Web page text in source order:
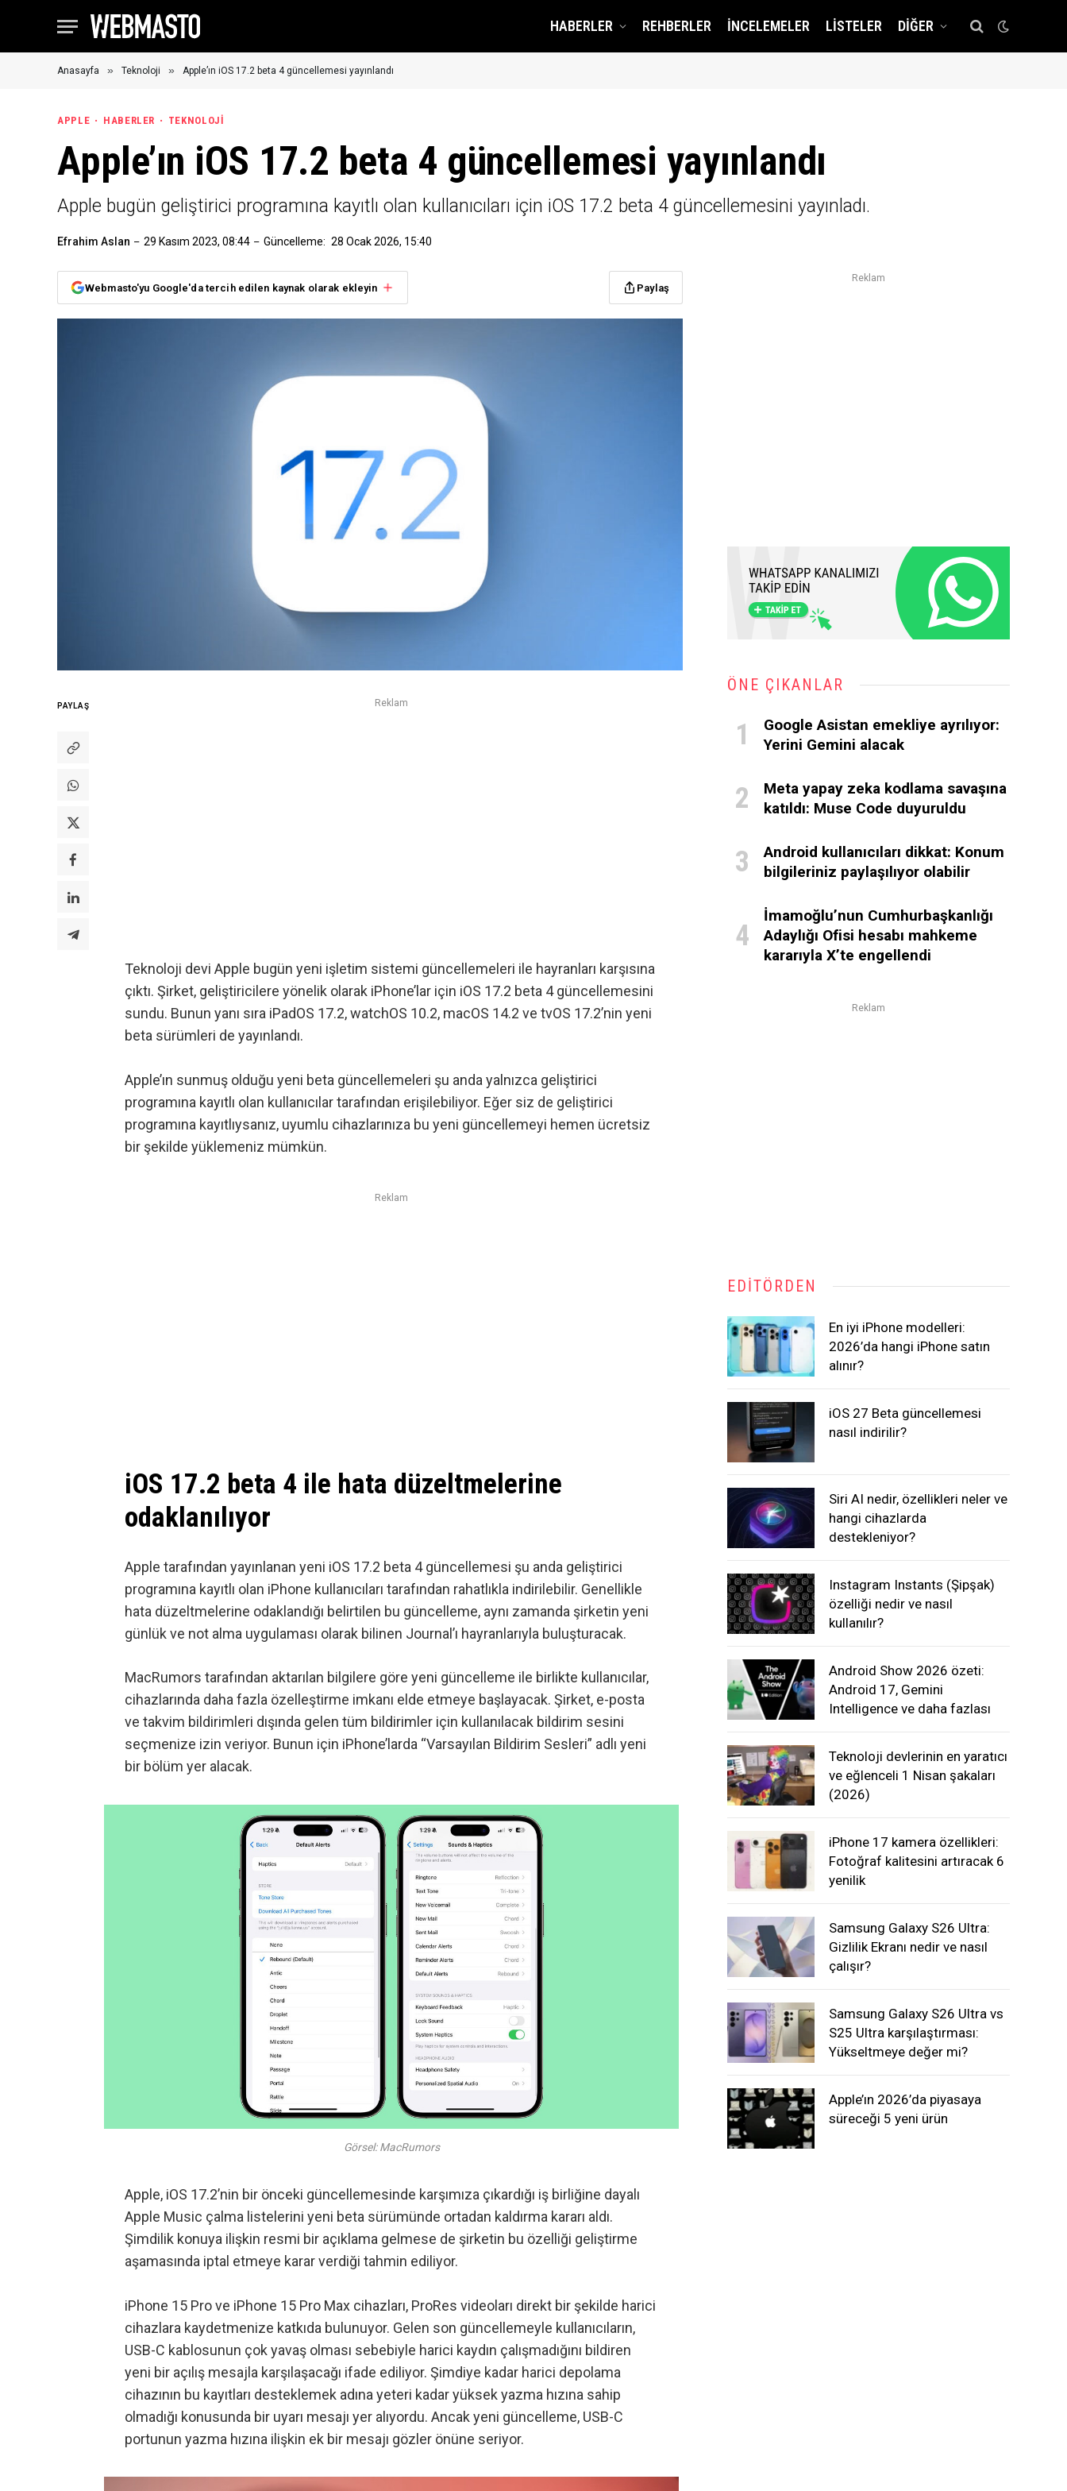
HABERLER REHBERLER İNCELEMELER LISTELER DIĞER
Anasayfa » Teknoloji » Apple’ın iOS 17.2 beta 4 güncellemesi yayınlandı
APPLE HABERLER TEKNOLOJI
Apple’ın iOS 17.2 beta 4 güncellemesi yayınlandı
Apple bugün geliştirici programına kayıtlı olan kullanıcıları için iOS 17.2 beta 4 güncellemesini yayınladı.
Efrahim Aslan 29 Kasım 2023, 08:44 Güncelleme: 28 Ocak 2026, 15:40
Webmasto'yu Google'da tercih edilen kaynak olarak ekleyin Paylaş
PAYLAŞ Reklam
Teknoloji devi Apple bugün yeni işletim sistemi güncellemeleri ile hayranları karşısına
çıktı. Şirket, geliştiricilere yönelik olarak iPhone’lar için iOS 17.2 beta 4 güncellemesini
sundu. Bunun yanı sıra iPadOS 17.2, watchOS 10.2, macOS 14.2 ve tvOS 17.2’nin yeni
beta sürümleri de yayınlandı.
Apple’ın sunmuş olduğu yeni beta güncellemeleri şu anda yalnızca geliştirici
programına kayıtlı olan kullanıcılar tarafından erişilebiliyor. Eğer siz de geliştirici
programına kayıtlıysanız, uyumlu cihazlarınıza bu yeni güncellemeyi hemen ücretsiz
bir şekilde yüklemeniz mümkün.
Reklam
iOS 17.2 beta 4 ile hata düzeltmelerine
odaklanılıyor
Apple tarafından yayınlanan yeni iOS 17.2 beta 4 güncellemesi şu anda geliştirici
programına kayıtlı olan iPhone kullanıcıları tarafından rahatlıkla indirilebilir. Genellikle
hata düzeltmelerine odaklandığı belirtilen bu güncelleme, aynı zamanda şirketin yeni
günlük ve not alma uygulaması olarak bilinen Journal’ı hayranlarıyla buluşturacak.
MacRumors tarafından aktarılan bilgilere göre yeni güncelleme ile birlikte kullanıcılar,
cihazlarında daha fazla özelleştirme imkanı elde etmeye başlayacak. Şirket, e-posta
ve takvim bildirimleri dışında gelen tüm bildirimler için kullanılacak bildirim sesini
seçmenize izin veriyor. Bunun için iPhone’larda “Varsayılan Bildirim Sesleri” adlı yeni
bir bölüm yer alacak.
Görsel: MacRumors
Apple, iOS 17.2’nin bir önceki güncellemesinde karşımıza çıkardığı iş birliğine dayalı
Apple Music çalma listelerini yeni beta sürümünde ortadan kaldırma kararı aldı.
Şimdilik konuya ilişkin resmi bir açıklama gelmese de şirketin bu özelliği geliştirme
aşamasında iptal etmeye karar verdiği tahmin ediliyor.
iPhone 15 Pro ve iPhone 15 Pro Max cihazları, ProRes videoları direkt bir şekilde harici
cihazlara kaydetmenize katkıda bulunuyor. Gelen son güncellemeyle kullanıcıların,
USB-C kablosunun çok yavaş olması sebebiyle harici kaydın çalışmadığını bildiren
yeni bir açılış mesajla karşılaşacağı ifade ediliyor. Şimdiye kadar harici depolama
cihazının bu kayıtları desteklemek adına yeteri kadar yüksek yazma hızına sahip
olmadığı konusunda bir uyarı mesajı yer alıyordu. Ancak yeni güncelleme, USB-C
portunun yazma hızına ilişkin ek bir mesajı gözler önüne seriyor.
Reklam
ÖNE ÇIKANLAR
Google Asistan emekliye ayrılıyor:
Yerini Gemini alacak
Meta yapay zeka kodlama savaşına
katıldı: Muse Code duyuruldu
Android kullanıcıları dikkat: Konum
bilgileriniz paylaşılıyor olabilir
İmamoğlu’nun Cumhurbaşkanlığı
Adaylığı Ofisi hesabı mahkeme
kararıyla X’te engellendi
Reklam
EDITÖRDEN
En iyi iPhone modelleri:
2026’da hangi iPhone satın
alınır?
iOS 27 Beta güncellemesi
nasıl indirilir?
Siri AI nedir, özellikleri neler ve
hangi cihazlarda
destekleniyor?
Instagram Instants (Şipşak)
özelliği nedir ve nasıl
kullanılır?
Android Show 2026 özeti:
Android 17, Gemini
Intelligence ve daha fazlası
Teknoloji devlerinin en yaratıcı
ve eğlenceli 1 Nisan şakaları
(2026)
iPhone 17 kamera özellikleri:
Fotoğraf kalitesini artıracak 6
yenilik
Samsung Galaxy S26 Ultra:
Gizlilik Ekranı nedir ve nasıl
çalışır?
Samsung Galaxy S26 Ultra vs
S25 Ultra karşılaştırması:
Yükseltmeye değer mi?
Apple’ın 2026’da piyasaya
süreceği 5 yeni ürün